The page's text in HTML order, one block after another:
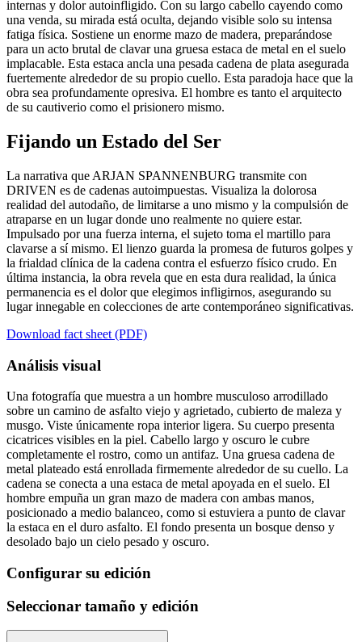
internas y dolor autoinfligido. Con su largo cabello cayendo como
una venda, su mirada está oculta, dejando visible solo su intensa
fatiga física. Sostiene un enorme mazo de madera, preparándose
para un acto brutal de clavar una gruesa estaca de metal en el suelo
implacable. Esta estaca ancla una pesada cadena de plata asegurada
fuertemente alrededor de su propio cuello. Esta paradoja hace que la
obra sea profundamente opresiva. El hombre es tanto el arquitecto
de su cautiverio como el prisionero mismo.
Fijando un Estado del Ser
La narrativa que ARJAN SPANNENBURG transmite con
DRIVEN es de cadenas autoimpuestas. Visualiza la dolorosa
realidad del autodaño, de limitarse a uno mismo y la compulsión de
atraparse en un lugar donde uno realmente no quiere estar.
Impulsado por una fuerza interna, el sujeto toma el martillo para
clavarse a sí mismo. El lienzo guarda la promesa de futuros golpes y
la frialdad clínica de la cadena contra el esfuerzo físico crudo. En
última instancia, la obra revela que en esta dura realidad, la única
permanencia es el dolor que elegimos infligirnos, asegurando su
lugar innegable en colecciones de arte contemporáneo significativas.
Download fact sheet (PDF)
Análisis visual
Una fotografía que muestra a un hombre musculoso arrodillado
sobre un camino de asfalto viejo y agrietado, cubierto de maleza y
musgo. Viste únicamente ropa interior ligera. Su cuerpo presenta
cicatrices visibles en la piel. Cabello largo y oscuro le cubre
completamente el rostro, como un antifaz. Una gruesa cadena de
metal plateado está enrollada firmemente alrededor de su cuello. La
cadena se conecta a una estaca de metal apoyada en el suelo. El
hombre empuña un gran mazo de madera con ambas manos,
posicionado a medio balanceo, como si estuviera a punto de clavar
la estaca en el duro asfalto. El fondo presenta un bosque denso y
desolado bajo un cielo pesado y oscuro.
Configurar su edición
Seleccionar tamaño y edición